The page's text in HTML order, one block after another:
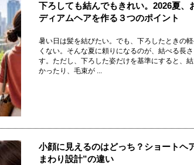
下ろしても結んでもきれい。2026夏、
ディアムヘアを作る３つのポイント
暑い日は髪を結びたい。でも、下ろしたときの
くない。そんな夏に頼りになるのが、結べる長
す。ただし、下ろした姿だけを基準にすると、
かったり、毛束が ...
小顔に見えるのはどっち？ショートヘ
まわり設計”の違い